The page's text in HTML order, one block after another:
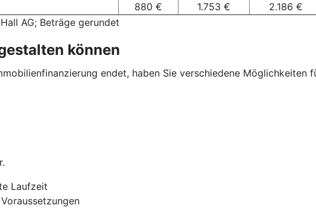
880 € 1.753 € 2.186 €
AG; Beträge gerundet
können
endet, haben Sie verschiedene Möglichkeiten
Laufzeit